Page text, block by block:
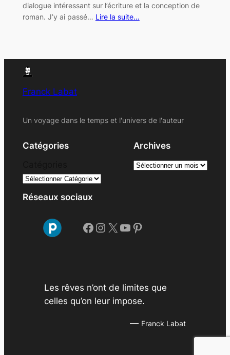
dialogue intéressant sur l’écriture et la conception de
roman. J’y ai passé… Lire la suite…
Franck Labat
Un voyage dans le temps et l'univers de l'auteur
Catégories
Archives
A
v
Réseaux sociaux
Facebook Instagram X YouTube Pinterest
Les rêves n’ont de limites que
celles qu’on leur impose.
— Franck Labat